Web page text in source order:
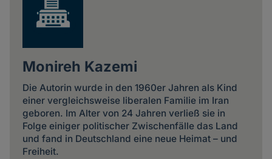
Monireh Kazemi
Die Autorin wurde in den 1960er Jahren als Kind
einer vergleichsweise liberalen Familie im Iran
geboren. Im Alter von 24 Jahren verließ sie in
Folge einiger politischer Zwischenfälle das Land
und fand in Deutschland eine neue Heimat – und
Freiheit.